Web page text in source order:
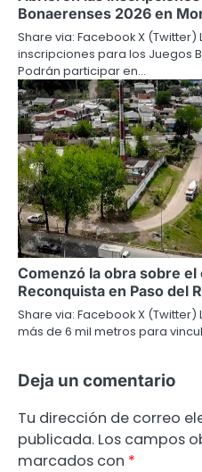
Bonaerenses 2026 en
Share via: Facebook X (Twitter)
inscripciones para los Juegos
Podrán participar en…
Comenzó la obra sobre el
Reconquista en Paso del
Share via: Facebook X
más de 6 mil metros para
Deja un comentario
Tu dirección de correo
publicada. Los campos
marcados con *